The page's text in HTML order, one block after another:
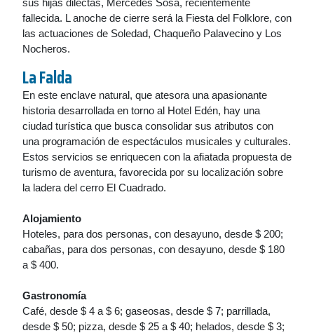
sus hijas dilectas, Mercedes Sosa, recientemente
fallecida. L anoche de cierre será la Fiesta del Folklore, con
las actuaciones de Soledad, Chaqueño Palavecino y Los
Nocheros.
La Falda
En este enclave natural, que atesora una apasionante
historia desarrollada en torno al Hotel Edén, hay una
ciudad turística que busca consolidar sus atributos con
una programación de espectáculos musicales y culturales.
Estos servicios se enriquecen con la afiatada propuesta de
turismo de aventura, favorecida por su localización sobre
la ladera del cerro El Cuadrado.
Alojamiento
Hoteles, para dos personas, con desayuno, desde $ 200;
cabañas, para dos personas, con desayuno, desde $ 180
a $ 400.
Gastronomía
Café, desde $ 4 a $ 6; gaseosas, desde $ 7; parrillada,
desde $ 50; pizza, desde $ 25 a $ 40; helados, desde $ 3;